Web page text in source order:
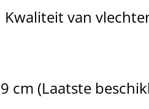
Kwaliteit van
cm (Laatste